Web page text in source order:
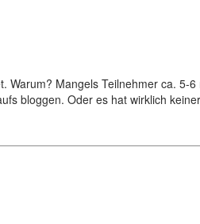
Mangels Teilnehmer ca. 5-
bloggen. Oder es hat wirklich